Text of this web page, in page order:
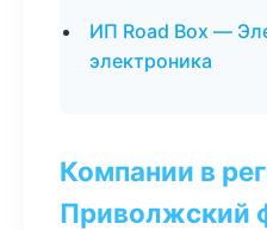
ИП Road Box —
электроника
Компании в
Приволжский